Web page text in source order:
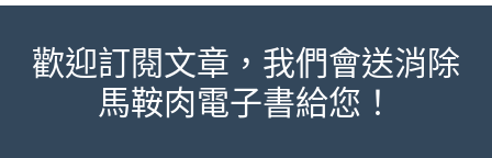
歡迎訂閱文章，我們會送消除
馬鞍肉電子書給您！